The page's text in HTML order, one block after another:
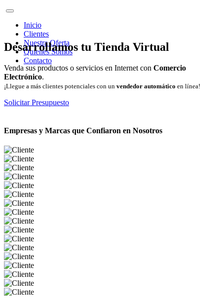
Inicio
Clientes
Nuestra Oferta
Quienes Somos
Contacto
Desarrollamos tu Tienda Virtual
Venda sus productos o servicios en Internet con Comercio
Electrónico.
¡Llegue a más clientes potenciales con un vendedor automático en línea!
Solicitar Presupuesto
Empresas y Marcas que Confiaron en Nosotros